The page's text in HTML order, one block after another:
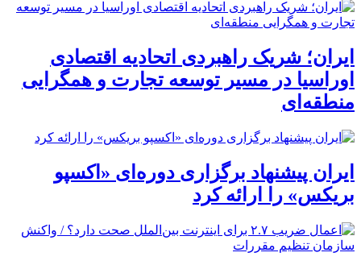
ایران؛ شریک راهبردی اتحادیه اقتصادی
اوراسیا در مسیر توسعه تجارت و همگرایی
منطقه‌ای
ایران پیشنهاد برگزاری دوره‌ای «اکسپو
بریکس» را ارائه کرد